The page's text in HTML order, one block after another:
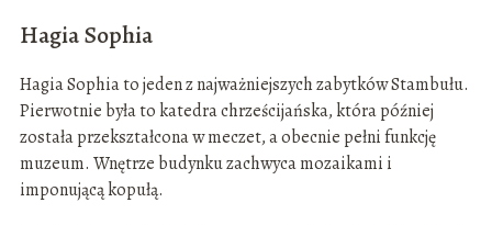
Hagia Sophia
Hagia Sophia to jeden z najważniejszych zabytków Stambułu.
Pierwotnie była to katedra chrześcijańska, która później
została przekształcona w meczet, a obecnie pełni funkcję
muzeum. Wnętrze budynku zachwyca mozaikami i
imponującą kopułą.